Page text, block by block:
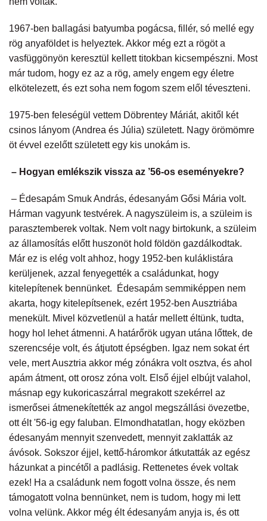
1967-ben ballagási batyumba pogácsa, fillér, só mellé egy
rög anyaföldet is helyeztek. Akkor még ezt a rögöt a
vasfüggönyön keresztül kellett titokban kicsempészni. Most
már tudom, hogy ez az a rög, amely engem egy életre
elkötelezett, és ezt soha nem fogom szem elől téveszteni.
1975-ben feleségül vettem Döbrentey Máriát, akitől két
csinos lányom (Andrea és Júlia) született. Nagy örömömre
öt évvel ezelőtt született egy kis unokám is.
– Hogyan emlékszik vissza az ’56-os eseményekre?
– Édesapám Smuk András, édesanyám Gősi Mária volt.
Hárman vagyunk testvérek. A nagyszüleim is, a szüleim is
parasztemberek voltak. Nem volt nagy birtokunk, a szüleim
az államosítás előtt huszonöt hold földön gazdálkodtak.
Már ez is elég volt ahhoz, hogy 1952-ben kuláklistára
kerüljenek, azzal fenyegették a családunkat, hogy
kitelepítenek bennünket. Édesapám semmiképpen nem
akarta, hogy kitelepítsenek, ezért 1952-ben Ausztriába
menekült. Mivel közvetlenül a határ mellett éltünk, tudta,
hogy hol lehet átmenni. A határőrök ugyan utána lőttek, de
szerencséje volt, és átjutott épségben. Igaz nem sokat ért
vele, mert Ausztria akkor még zónákra volt osztva, és ahol
apám átment, ott orosz zóna volt. Első éjjel elbújt valahol,
másnap egy kukoricaszárral megrakott szekérrel az
ismerősei átmenekítették az angol megszállási övezetbe,
ott élt '56-ig egy faluban. Elmondhatatlan, hogy eközben
édesanyám mennyit szenvedett, mennyit zaklatták az
ávósok. Sokszor éjjel, kettő-háromkor átkutatták az egész
házunkat a pincétől a padlásig. Rettenetes évek voltak
ezek! Ha a családunk nem fogott volna össze, és nem
támogatott volna bennünket, nem is tudom, hogy mi lett
volna velünk. Akkor még élt édesanyám anyja is, és ott